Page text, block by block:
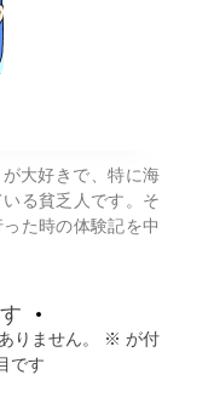
大好きで、特に海
る貧乏人です。そ
た時の体験記を中
りません。 ※ が付
です